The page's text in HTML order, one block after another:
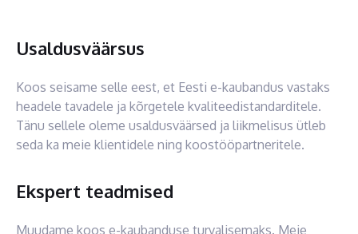
Usaldusväärsus
Koos seisame selle eest, et Eesti e-kaubandus vastaks
headele tavadele ja kõrgetele kvaliteedistandarditele.
Tänu sellele oleme usaldusväärsed ja liikmelisus ütleb
seda ka meie klientidele ning koostööpartneritele.
Ekspert teadmised
Muudame koos e-kaubanduse turvalisemaks. Meie